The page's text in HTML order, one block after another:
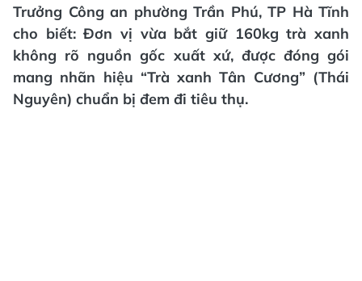
Trưởng Công an phường Trần Phú, TP Hà Tĩnh
cho biết: Đơn vị vừa bắt giữ 160kg trà xanh
không rõ nguồn gốc xuất xứ, được đóng gói
mang nhãn hiệu “Trà xanh Tân Cương” (Thái
Nguyên) chuẩn bị đem đi tiêu thụ.